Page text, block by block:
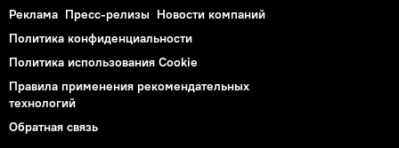
Реклама Пресс-релизы Новости компаний
Политика конфиденциальности
Политика использования Cookie
Правила применения рекомендательных
технологий
Обратная связь